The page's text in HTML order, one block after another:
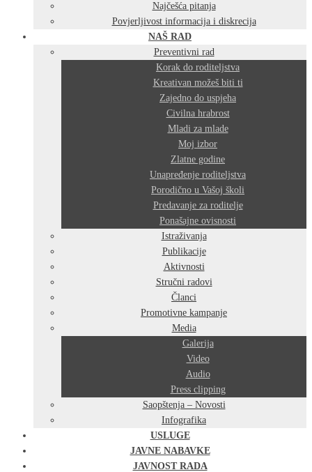
Najčešća pitanja
Povjerljivost informacija i diskrecija
NAŠ RAD
Preventivni rad
Korak do roditeljstva
Kreativan možeš biti ti
Zajedno do uspjeha
Civilna hrabrost
Mladi za mlade
Moj izbor
Zlatne godine
Unapređenje roditeljstva
Porodično u Vašoj školi
Predavanje za roditelje
Ponašajne ovisnosti
Istraživanja
Publikacije
Aktivnosti
Stručni radovi
Članci
Promotivne kampanje
Media
Galerija
Video
Audio
Press clipping
Saopštenja – Novosti
Infografika
USLUGE
JAVNE NABAVKE
JAVNOST RADA